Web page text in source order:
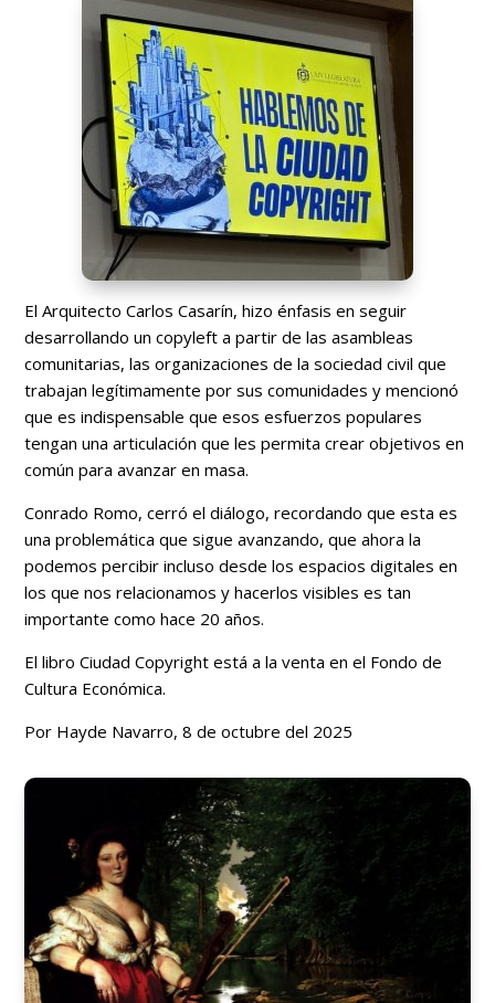
El Arquitecto Carlos Casarín, hizo énfasis en seguir
desarrollando un copyleft a partir de las asambleas
comunitarias, las organizaciones de la sociedad civil que
trabajan legítimamente por sus comunidades y mencionó
que es indispensable que esos esfuerzos populares
tengan una articulación que les permita crear objetivos en
común para avanzar en masa.
Conrado Romo, cerró el diálogo, recordando que esta es
una problemática que sigue avanzando, que ahora la
podemos percibir incluso desde los espacios digitales en
los que nos relacionamos y hacerlos visibles es tan
importante como hace 20 años.
El libro Ciudad Copyright está a la venta en el Fondo de
Cultura Económica.
Por Hayde Navarro, 8 de octubre del 2025